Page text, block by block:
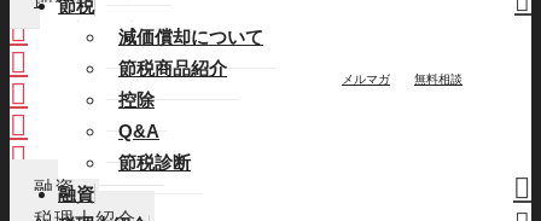
減価償却について
節税商品紹介
控除
Q&A
節税診断
融資
メルマガ 無料相談
節税
減価償却について
節税商品紹介
控除
Q&A
節税診断
融資